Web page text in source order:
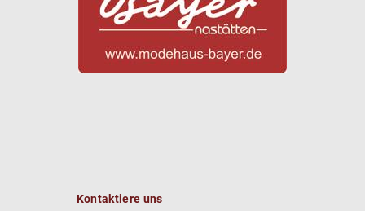
Kontaktiere uns